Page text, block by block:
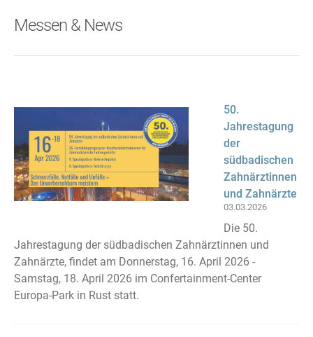
Messen & News
50.
Jahrestagung
der
südbadischen
Zahnärztinnen
und Zahnärzte
03.03.2026
Die 50.
Jahrestagung der südbadischen Zahnärztinnen und
Zahnärzte, findet am Donnerstag, 16. April 2026 -
Samstag, 18. April 2026 im Confertainment-Center
Europa-Park in Rust statt.